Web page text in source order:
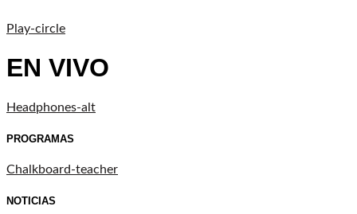
Play-circle
EN VIVO
Headphones-alt
PROGRAMAS
Chalkboard-teacher
NOTICIAS